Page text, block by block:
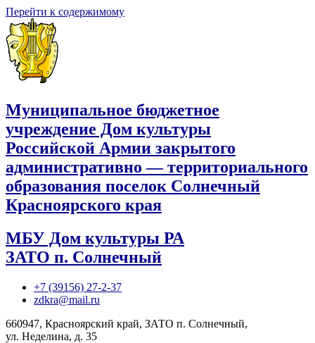
Перейти к содержимому
Муниципальное бюджетное
учреждение Дом культуры
Российской Армии закрытого
административно — территориального
образования поселок Солнечный
Красноярского края
МБУ Дом культуры РА
ЗАТО п. Солнечный
+7 (39156) 27-2-37
zdkra@mail.ru
660947, Красноярский край, ЗАТО п. Солнечный,
ул. Неделина, д. 35